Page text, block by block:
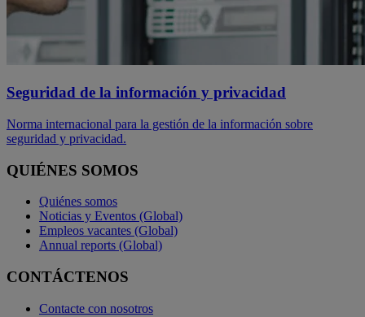
Seguridad de la información y privacidad
Norma internacional para la gestión de la información sobre
seguridad y privacidad.
QUIÉNES SOMOS
Quiénes somos
Noticias y Eventos (Global)
Empleos vacantes (Global)
Annual reports (Global)
CONTÁCTENOS
Contacte con nosotros